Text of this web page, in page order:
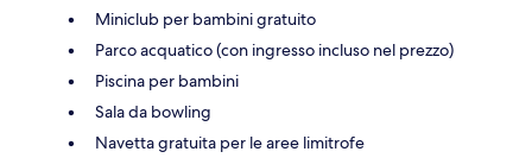
Miniclub per bambini gratuito
Parco acquatico (con ingresso incluso nel prezzo)
Piscina per bambini
Sala da bowling
Navetta gratuita per le aree limitrofe